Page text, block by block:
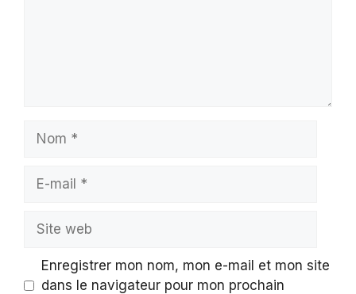
mail
web
Enregistrer mon nom, mon e-mail et mon site
dans le navigateur pour mon prochain